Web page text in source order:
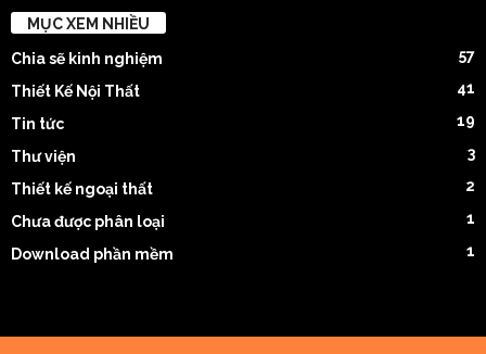
MỤC XEM NHIỀU
Chia sẽ kinh nghiệm
57
Thiết Kế Nội Thất 41
Tin tức 19
Thư viện 3
Thiết kế ngoại thất 2
Chưa được phân loại 1
Download phần mềm 1